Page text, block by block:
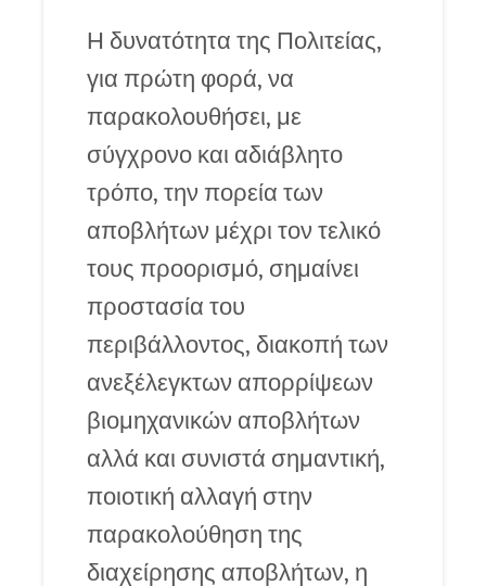
Η δυνατότητα της Πολιτείας,
για πρώτη φορά, να
παρακολουθήσει, με
σύγχρονο και αδιάβλητο
τρόπο, την πορεία των
αποβλήτων μέχρι τον τελικό
τους προορισμό, σημαίνει
προστασία του
περιβάλλοντος, διακοπή των
ανεξέλεγκτων απορρίψεων
βιομηχανικών αποβλήτων
αλλά και συνιστά σημαντική,
ποιοτική αλλαγή στην
παρακολούθηση της
διαχείρησης αποβλήτων, η